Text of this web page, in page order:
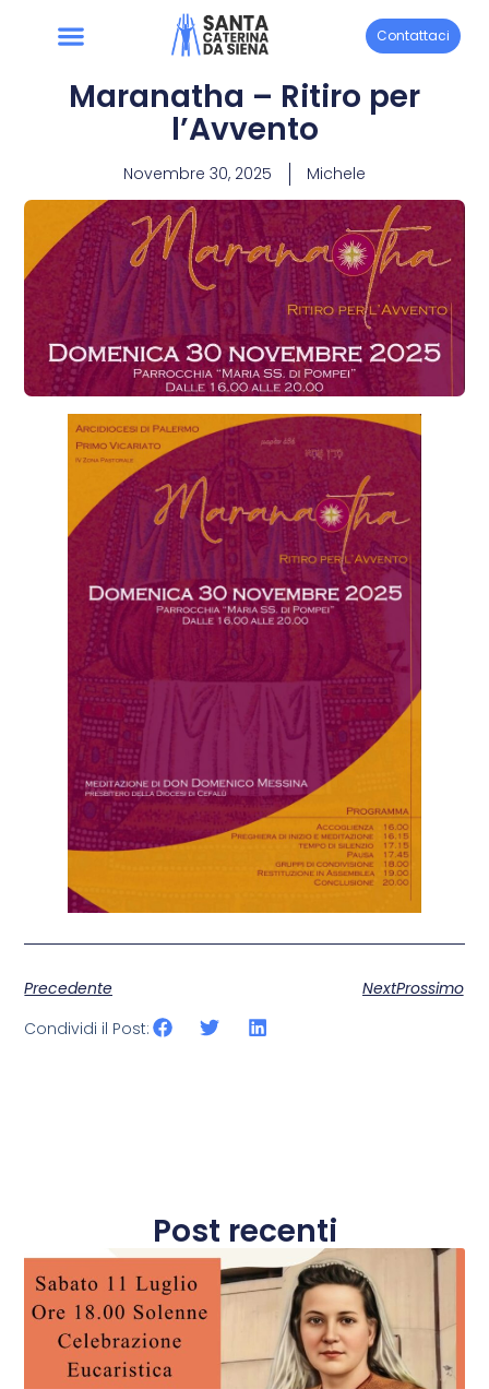
Contattaci
Maranatha – Ritiro per
l’Avvento
Novembre 30, 2025 Michele
Precedente
NextProssimo
Condividi il Post:
Post recenti